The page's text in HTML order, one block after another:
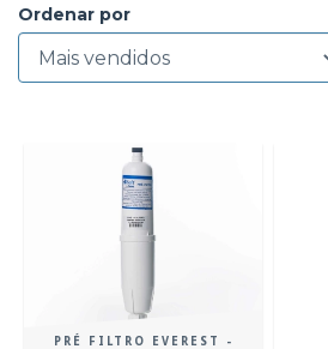
Ordenar por
PRÉ FILTRO EVEREST -